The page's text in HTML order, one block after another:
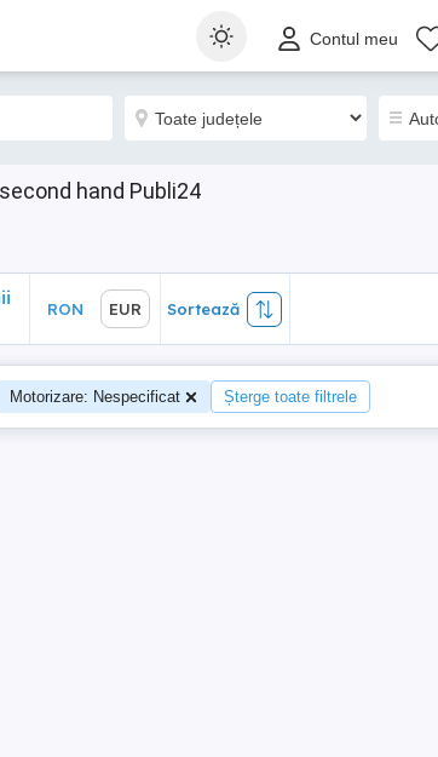
Contul meu
hand Publi24
Sortează
RON EUR Sortează
Motorizare: Nespecificat Șterge toate filtrele